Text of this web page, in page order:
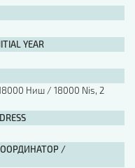
YEAR
Ниш / 18000 Nis, 2
/